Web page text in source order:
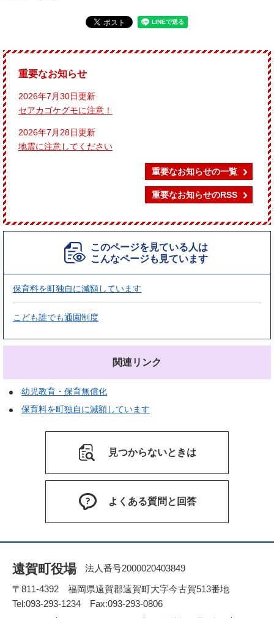
重要なお知らせ
2026年7月30日更新
セアカゴケグモに注意！
2026年7月28日更新
地震に注意してください
重要なお知らせの一覧
重要なお知らせのRSS
このページを見ている人は
こんなページも見ています
保育料を町独自に減額しています
こども誰でも通園制度
関連リンク
幼児教育・保育無償化
保育料を町独自に減額しています
見つからないときは
よくある質問と回答
遠賀町役場
法人番号2000020403849
〒811-4392 福岡県遠賀郡遠賀町大字今古賀513番地
Tel:093-293-1234 Fax:093-293-0806